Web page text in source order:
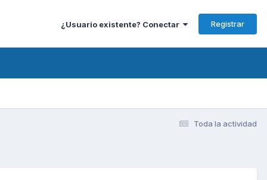
¿Usuario existente? Conectar Registrar
Toda la actividad